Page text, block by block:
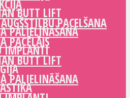
BUTT LIFT
PALIELINĀŠANA
IMPLANTI
PACELŠANA
PACĒLĀJS
BUTT LIFT
PALIELINĀŠANA